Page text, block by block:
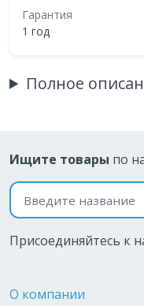
Гарантия
1 год
Полное
Ищите товары по
Поиск по названию
Присоединяйтесь к
О компании